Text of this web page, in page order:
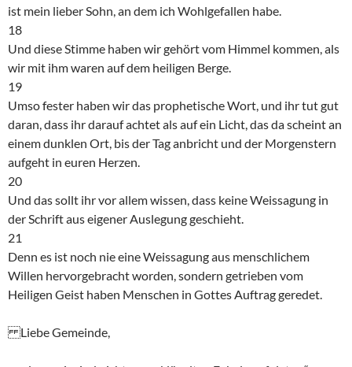
ist mein lieber Sohn, an dem ich Wohlgefallen habe.
18
Und diese Stimme haben wir gehört vom Himmel kommen, als
wir mit ihm waren auf dem heiligen Berge.
19
Umso fester haben wir das prophetische Wort, und ihr tut gut
daran, dass ihr darauf achtet als auf ein Licht, das da scheint an
einem dunklen Ort, bis der Tag anbricht und der Morgenstern
aufgeht in euren Herzen.
20
Und das sollt ihr vor allem wissen, dass keine Weissagung in
der Schrift aus eigener Auslegung geschieht.
21
Denn es ist noch nie eine Weissagung aus menschlichem
Willen hervorgebracht worden, sondern getrieben vom
Heiligen Geist haben Menschen in Gottes Auftrag geredet.
Liebe Gemeinde,